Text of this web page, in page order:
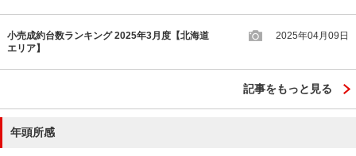
小売成約台数ランキング 2025年3月度【北海道
エリア】
2025年04月09日
記事をもっと見る
年頭所感